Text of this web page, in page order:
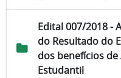
Edital 007/2018 -
do Resultado do
dos benefícios de
Estudantil